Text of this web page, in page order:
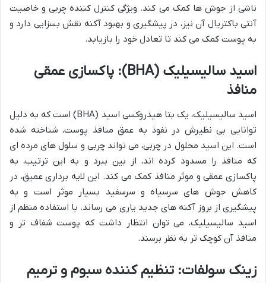
ناشی از جوش ها کمک می کند. ویژگی کنترل کننده چربی و خاصیت
آنتی باکتریال آن نیز، در پیشگیری و بهبود آکنه نقش بسزایی دارد و
به پوست کمک می کند تا تعادل خود را بازیابد.
اسید سالیسیلیک (BHA): پاکسازی عمقی
منافذ
اسید سالیسیلیک، یک بتا هیدروکسی اسید (BHA) است که به دلیل
توانایی بی نظیرش در نفوذ به عمق منافذ پوست، شناخته شده
است. این اسید محلول در چربی، می تواند چربی و سلول های مرده ای
که منافذ را مسدود کرده اند، از بین ببرد و به این ترتیب، به
پاکسازی عمقی و موثر منافذ کمک می کند. این لایه برداری عمیق، در
کاهش جوش های سرسیاه و سرسفید بسیار موثر است و به
پیشگیری از بروز آکنه های جدید یاری می رساند. با استفاده منظم از
اسید سالیسیلیک، می توان انتظار داشت که پوست شفاف تر و
منافذ آن کوچک تر به نظر برسند.
زینک سولفات: تنظیم کننده سبوم و ترمیم